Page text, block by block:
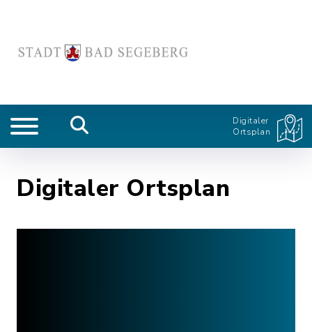
Digitaler
Ortsplan
Digitaler Ortsplan